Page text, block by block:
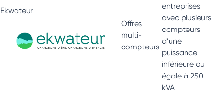
Ekwateur
Offres
multi-
compteurs
entreprises
avec plusieurs
compteurs
d’une
puissance
inférieure ou
égale à 250
kVA